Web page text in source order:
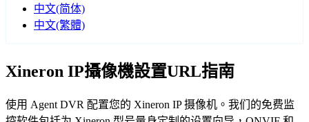
中文(简体)
中文(繁體)
Xineron IP攝像機設置URL指南
使用 Agent DVR 配置您的 Xineron IP 摄像机。我们的免费监